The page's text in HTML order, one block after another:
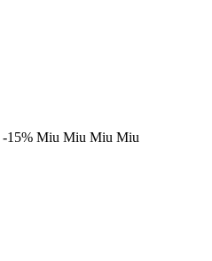
-15% Miu Miu Miu Miu